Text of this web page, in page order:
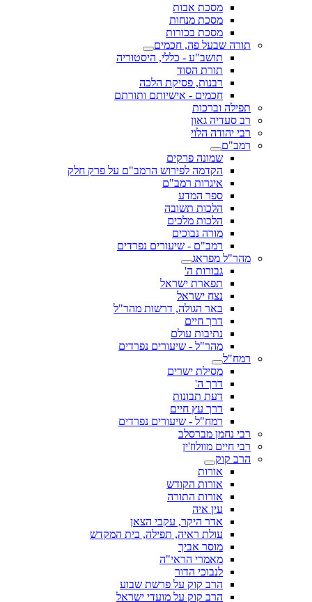
מסכת אבות
מסכת מנחות
מסכת בכורות
תורה שבעל פה, חכמים
תושב"ע - כללי, היסטוריה
תורת הסוד
רבנות, פסיקת הלכה
חכמים - אישיותם ותורתם
תפילה וברכות
רב סעדיה גאון
רבי יהודה הלוי
רמב"ם
שמונה פרקים
הקדמה לפירוש הרמב"ם על פרק חלק
איגרות רמב"ם
ספר המדע
הלכות תשובה
הלכות מלכים
מורה נבוכים
רמב"ם - שיעורים נפרדים
מהר"ל מפראג
גבורות ה'
תפארת ישראל
נצח ישראל
באר הגולה, דרשות מהר"ל
דרך חיים
נתיבות עולם
מהר"ל - שיעורים נפרדים
רמח"ל
מסילת ישרים
דרך ה'
דעת תבונות
דרך עץ חיים
רמח"ל - שיעורים נפרדים
רבי נחמן מברסלב
רבי חיים מוולוז'ין
הרב קוק
אורות
אורות הקודש
אורות התורה
עין איה
אדר היקר, עקבי הצאן
עולת ראיה, תפילה, בית המקדש
מוסר אביך
מאמרי הראי"ה
לנבוכי הדור
הרב קוק על פרשת שבוע
הרב קוק על מועדי ישראל